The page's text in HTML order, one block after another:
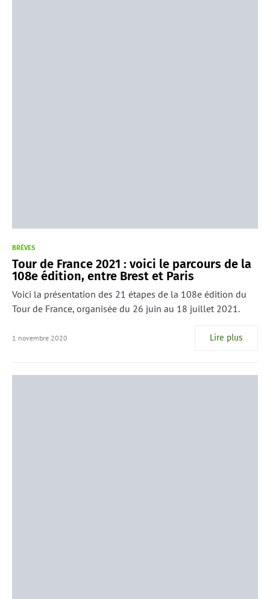
BRÈVES
Tour de France 2021 : voici le parcours de la
108e édition, entre Brest et Paris
Voici la présentation des 21 étapes de la 108e édition du
Tour de France, organisée du 26 juin au 18 juillet 2021.
1 novembre 2020 Lire plus